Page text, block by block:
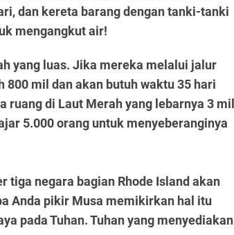
dan kereta barang dengan tanki-tanki
mengangkut air!
yang luas. Jika mereka melalui jalur
800 mil dan akan butuh waktu 35 hari
ruang di Laut Merah yang lebarnya 3 mil
5.000 orang untuk menyeberanginya
tiga negara bagian Rhode Island akan
Anda pikir Musa memikirkan hal itu
pada Tuhan. Tuhan yang menyediakan